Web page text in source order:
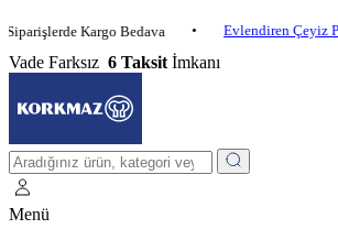
Kargo Bedava • Evlendiren Çeyiz Paketleri
Vade Farksız 6 Taksit İmkanı
Menü